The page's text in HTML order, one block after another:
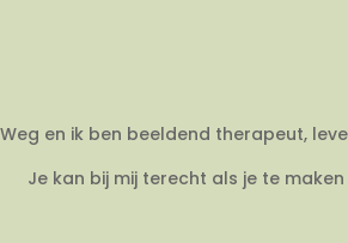
en ik ben beeldend therapeut,
Je kan bij mij terecht als je te